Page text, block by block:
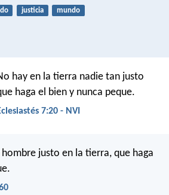
justicia mundo
hay en la tierra nadie tan justo
haga el bien y nunca peque.
7:20 - NVI
justo en la tierra, que haga